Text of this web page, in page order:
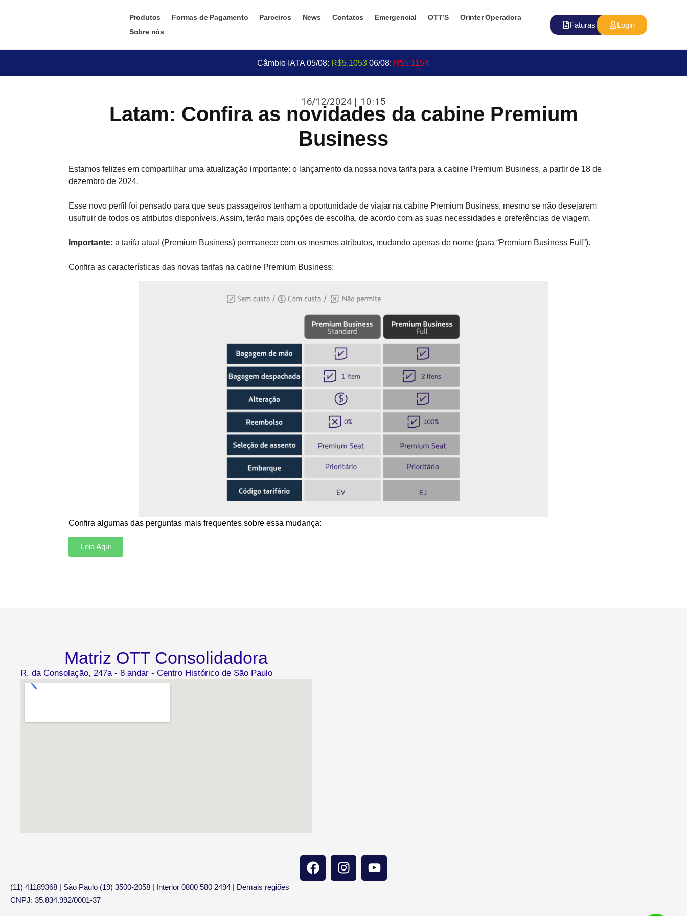
Produtos Formas de Pagamento Parceiros News Contatos Emergencial OTT’S
Orinter Operadora
Sobre nós
Faturas Login
Câmbio IATA 05/08: R$5,1053 06/08: R$5,1154
16/12/2024 | 10:15
Latam: Confira as novidades da cabine Premium
Business
Estamos felizes em compartilhar uma atualização importante: o lançamento da nossa nova tarifa para a cabine Premium Business, a partir de 18 de
dezembro de 2024.
Esse novo perfil foi pensado para que seus passageiros tenham a oportunidade de viajar na cabine Premium Business, mesmo se não desejarem
usufruir de todos os atributos disponíveis. Assim, terão mais opções de escolha, de acordo com as suas necessidades e preferências de viagem.
Importante: a tarifa atual (Premium Business) permanece com os mesmos atributos, mudando apenas de nome (para “Premium Business Full”).
Confira as características das novas tarifas na cabine Premium Business:
Confira algumas das perguntas mais frequentes sobre essa mudança:
Leia Aqui
Matriz OTT Consolidadora
R. da Consolação, 247a - 8 andar - Centro Histórico de São Paulo
(11) 41189368 | São Paulo (19) 3500-2058 | Interior 0800 580 2494 | Demais regiões
CNPJ: 35.834.992/0001-37